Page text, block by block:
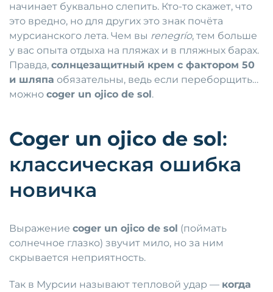
начинает буквально слепить. Кто-то скажет, что
это вредно, но для других это знак почёта
мурсианского лета. Чем вы renegrío, тем больше
у вас опыта отдыха на пляжах и в пляжных барах.
Правда, солнцезащитный крем с фактором 50
и шляпа обязательны, ведь если переборщить…
можно coger un ojico de sol .
Coger un ojico de sol:
классическая ошибка
новичка
Выражение coger un ojico de sol (поймать
солнечное глазко) звучит мило, но за ним
скрывается неприятность.
Так в Мурсии называют тепловой удар — когда